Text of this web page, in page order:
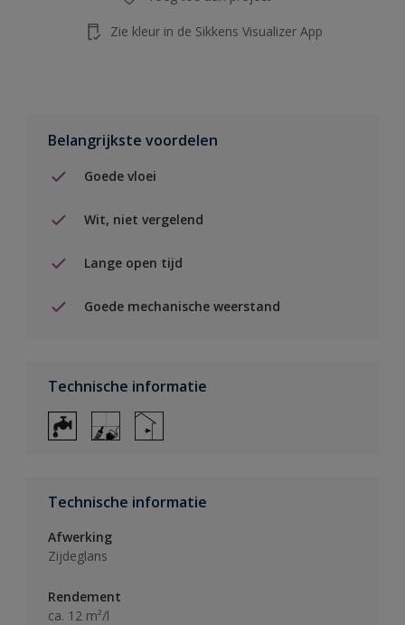
Zie kleur in de Sikkens Visualizer App
Belangrijkste voordelen
Goede vloei
Wit, niet vergelend
Lange open tijd
Goede mechanische weerstand
Technische informatie
Technische informatie
Afwerking
Zijdeglans
Rendement
ca. 12 m²/l